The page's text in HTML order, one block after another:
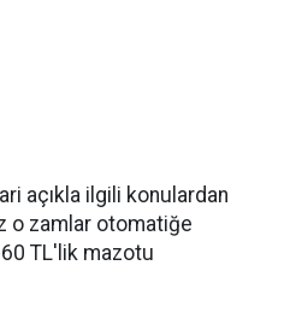
açıkla ilgili konulardan
o zamlar otomatiğe
TL'lik mazotu